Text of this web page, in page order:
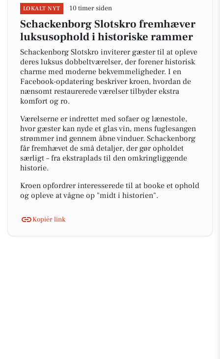
LOKALT NYT 10 timer siden
Schackenborg Slotskro fremhæver
luksusophold i historiske rammer
Schackenborg Slotskro inviterer gæster til at opleve
deres luksus dobbeltværelser, der forener historisk
charme med moderne bekvemmeligheder. I en
Facebook-opdatering beskriver kroen, hvordan de
nænsomt restaurerede værelser tilbyder ekstra
komfort og ro.
Værelserne er indrettet med sofaer og lænestole,
hvor gæster kan nyde et glas vin, mens fuglesangen
strømmer ind gennem åbne vinduer. Schackenborg
får fremhævet de små detaljer, der gør opholdet
særligt – fra ekstraplads til den omkringliggende
historie.
Kroen opfordrer interesserede til at booke et ophold
og opleve at vågne op "midt i historien".
Kopiér link